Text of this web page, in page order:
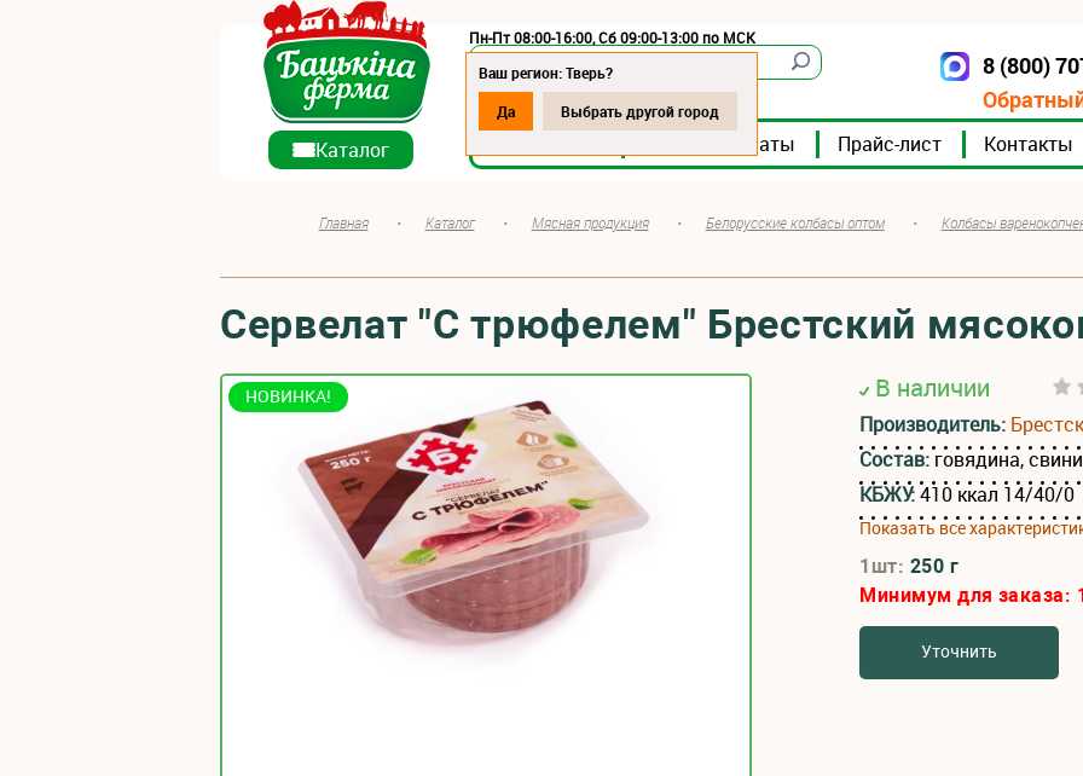
Пн-Пт 08:00-16:00, Сб 09:00-13:00 по МСК
Мясокомбинаты Прайс-лист Контакты
8 (800)
Ваш регион: Тверь?
Да
Выбрать другой город
Каталог
Главная • Каталог • Мясная продукция • Белорусские колбасы оптом • Колбасы
Сервелат "С трюфелем" Брестский
НОВИНКА! В наличии
Производитель:
Состав: говядина,
КБЖУ:410 ккал 14/40/0
Показать все
1шт: 250 г
Минимум для заказа:
Уточнить